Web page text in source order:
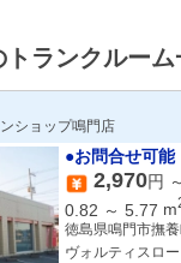
ランクルーム
ショップ鳴門店
●お問合せ可能
2,970円 ～
0.82 ～ 5.77 m
徳島県鳴門市撫
ヴォルティスロ